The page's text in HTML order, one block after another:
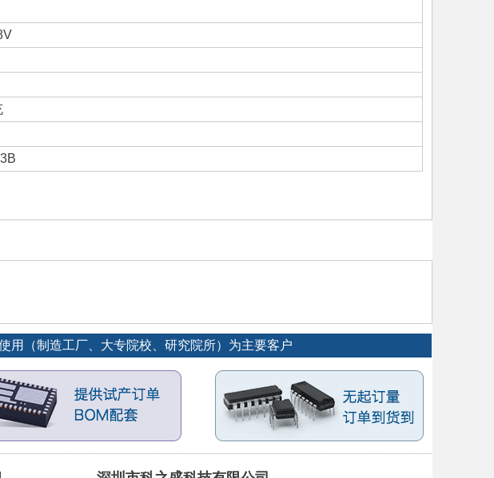
用（制造工厂、大专院校、研究院所）为主要客户